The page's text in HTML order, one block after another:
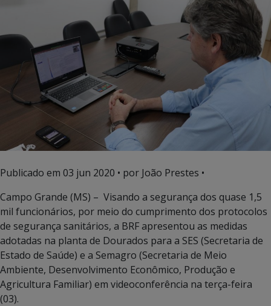
Publicado em 03 jun 2020 • por João Prestes •
Campo Grande (MS) – Visando a segurança dos quase 1,5
mil funcionários, por meio do cumprimento dos protocolos
de segurança sanitários, a BRF apresentou as medidas
adotadas na planta de Dourados para a SES (Secretaria de
Estado de Saúde) e a Semagro (Secretaria de Meio
Ambiente, Desenvolvimento Econômico, Produção e
Agricultura Familiar) em videoconferência na terça-feira
(03).